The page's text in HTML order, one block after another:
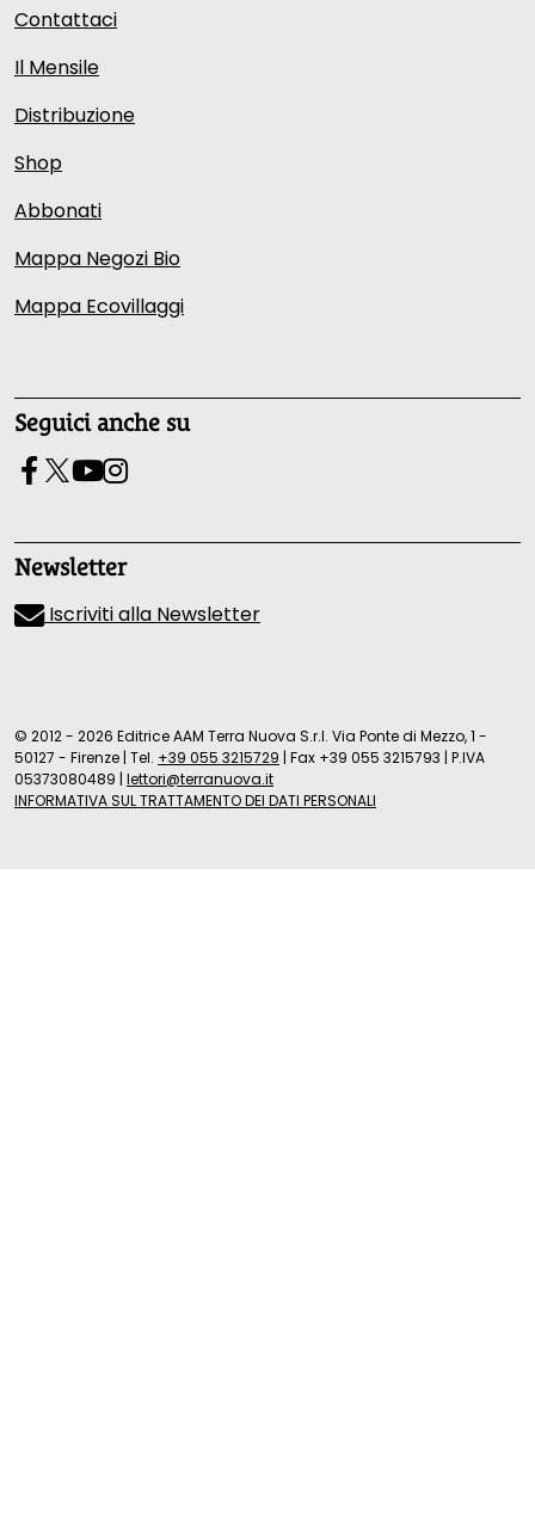
Contattaci
Il Mensile
Distribuzione
Shop
Abbonati
Mappa Negozi Bio
Mappa Ecovillaggi
Seguici anche su
Newsletter
Iscriviti alla Newsletter
© 2012 - 2026 Editrice AAM Terra Nuova S.r.l. Via Ponte di Mezzo, 1 -
50127 - Firenze | Tel. +39 055 3215729 | Fax +39 055 3215793 | P.IVA
05373080489 | lettori@terranuova.it
INFORMATIVA SUL TRATTAMENTO DEI DATI PERSONALI